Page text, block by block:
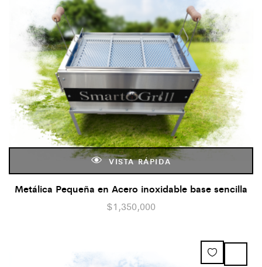
VISTA RÁPIDA
Metálica Pequeña en Acero inoxidable base sencilla
$1,350,000